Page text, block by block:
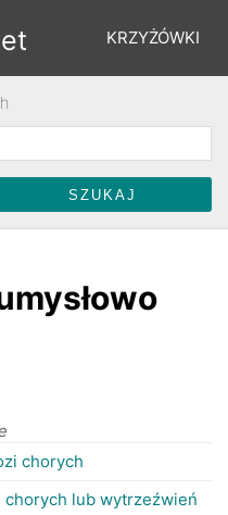
KRZYŻÓWKI
ŁAMIGŁÓWKI
RANKINGI
chorych
chorych lub wytrzeźwień